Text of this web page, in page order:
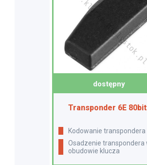
dostępny
Transponder 6E 80bit
Kodowanie transpondera
Osadzenie transpondera w
obudowie klucza